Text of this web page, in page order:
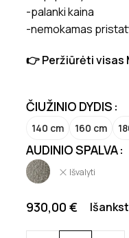
-palanki kaina
-nemokamas
👉 Peržiūrėti visas
ČIUŽINIO DYDIS
140 cm 160 cm
AUDINIO SPALVA
Išvalyti
930,00€